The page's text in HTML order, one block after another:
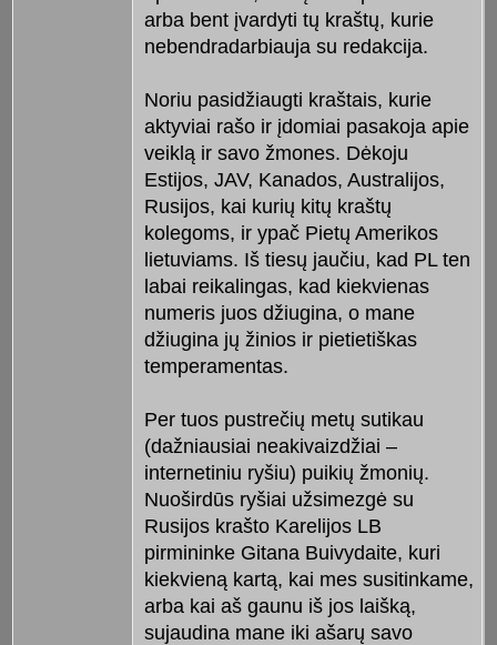
arba bent įvardyti tų kraštų, kurie
nebendradarbiauja su redakcija.
Noriu pasidžiaugti kraštais, kurie
aktyviai rašo ir įdomiai pasakoja apie
veiklą ir savo žmones. Dėkoju
Estijos, JAV, Kanados, Australijos,
Rusijos, kai kurių kitų kraštų
kolegoms, ir ypač Pietų Amerikos
lietuviams. Iš tiesų jaučiu, kad PL ten
labai reikalingas, kad kiekvienas
numeris juos džiugina, o mane
džiugina jų žinios ir pietietiškas
temperamentas.
Per tuos pustrečių metų sutikau
(dažniausiai neakivaizdžiai –
internetiniu ryšiu) puikių žmonių.
Nuoširdūs ryšiai užsimezgė su
Rusijos krašto Karelijos LB
pirmininke Gitana Buivydaite, kuri
kiekvieną kartą, kai mes susitinkame,
arba kai aš gaunu iš jos laišką,
sujaudina mane iki ašarų savo